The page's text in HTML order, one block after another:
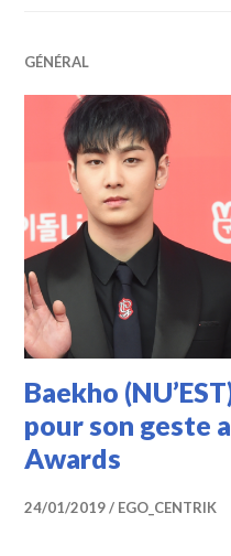
GÉNÉRAL
Baekho
pour son geste
Awards
24/01/2019 EGO_CENTRIK